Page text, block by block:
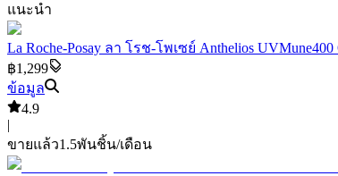
แนะนำ
La Roche-Posay ลา โรช-โพเซย์ Anthelios
฿1,299
ข้อมูล
4.9
|
ขายแล้ว1.5พันชิ้น/เดือน